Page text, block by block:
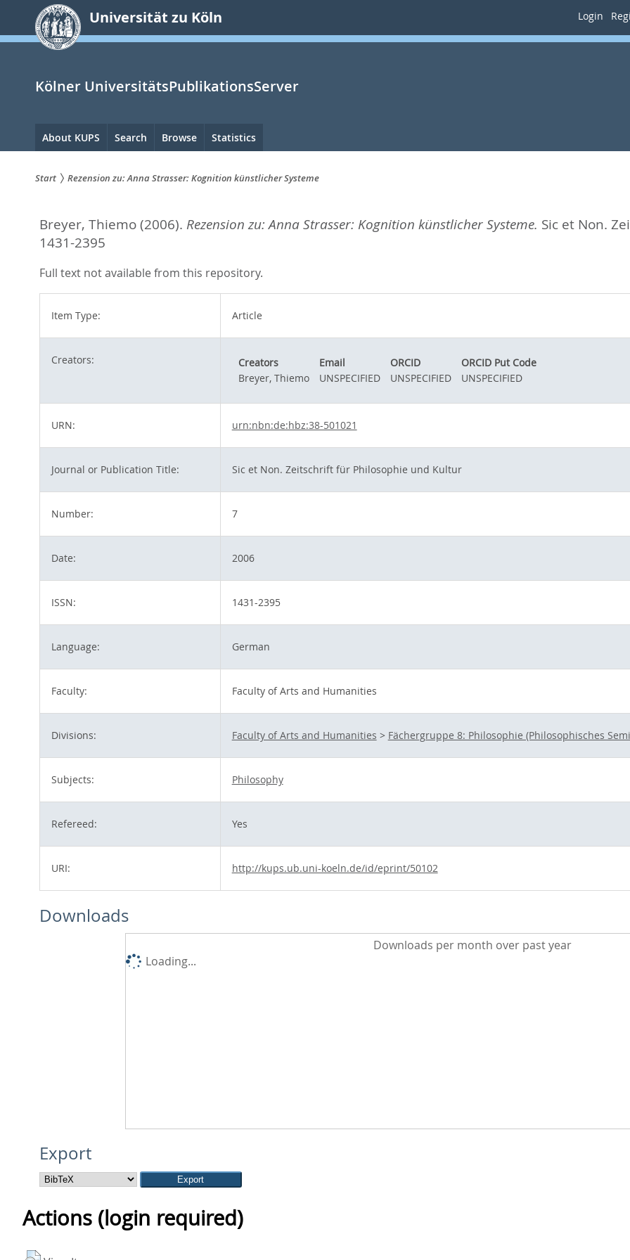
springen
Universität zu Köln Login
Kölner UniversitätsPublikationsServer
Hauptnavigation
About KUPS Search Browse Statistics
sind
hier:
Start Rezension zu: Anna Strasser: Kognition künstlicher Systeme
Breyer, Thiemo (2006). Rezension zu: Anna Strasser: Kognition künstlicher Systeme. Sic et Non.
1431-2395
Full text not available from this repository.
Item Type: Article
Creators: Creators Email ORCID
ORCID Put Code
Breyer, Thiemo
UNSPECIFIED UNSPECIFIED UNSPECIFIED
URN: urn:nbn:de:hbz:38-501021
Journal or Publication Title: Sic et Non. Zeitschrift für Philosophie und Kultur
Number: 7
Date: 2006
ISSN: 1431-2395
Language: German
Faculty: Faculty of Arts and Humanities
Divisions: Faculty of Arts and Humanities > Fächergruppe 8: Philosophie (Philosophisches
Subjects: Philosophy
Refereed: Yes
URI: http://kups.ub.uni-koeln.de/id/eprint/50102
Downloads
Downloads per month over past year
Loading...
Export
Actions (login required)